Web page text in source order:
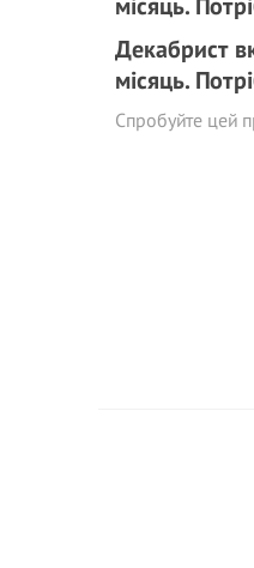
Декабрист
місяць.
Спробуйте цей